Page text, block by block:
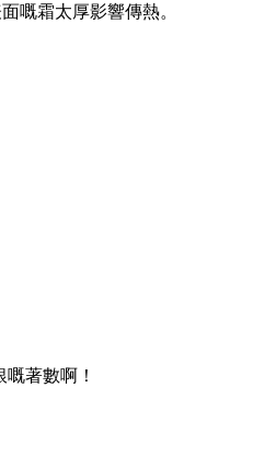
嘅霜太厚影響傳熱。
著數啊！